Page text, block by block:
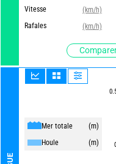
Vitesse
(km/h)
Rafales
(km/h)
Mer totale
(m)
Houle
(m)